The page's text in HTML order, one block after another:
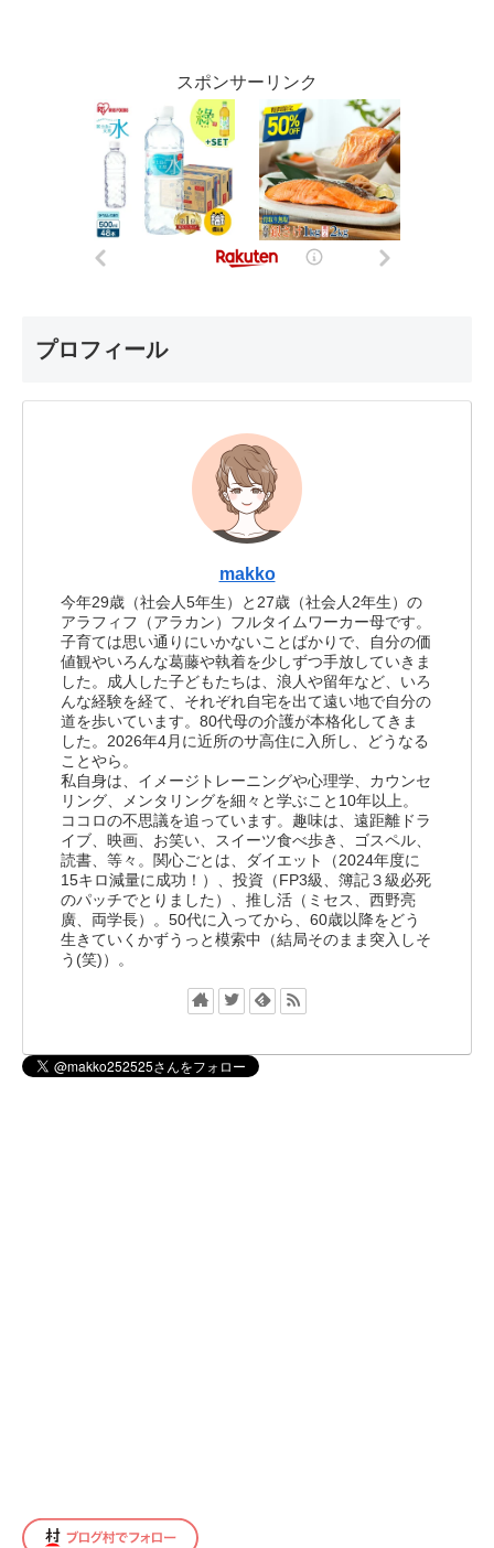
スポンサーリンク
プロフィール
makko
今年29歳（社会人5年生）と27歳（社会人2年生）の
アラフィフ（アラカン）フルタイムワーカー母です。
子育ては思い通りにいかないことばかりで、自分の価
値観やいろんな葛藤や執着を少しずつ手放していきま
した。成人した子どもたちは、浪人や留年など、いろ
んな経験を経て、それぞれ自宅を出て遠い地で自分の
道を歩いています。80代母の介護が本格化してきま
した。2026年4月に近所のサ高住に入所し、どうなる
ことやら。
私自身は、イメージトレーニングや心理学、カウンセ
リング、メンタリングを細々と学ぶこと10年以上。
ココロの不思議を追っています。趣味は、遠距離ドラ
イブ、映画、お笑い、スイーツ食べ歩き、ゴスペル、
読書、等々。関心ごとは、ダイエット（2024年度に
15キロ減量に成功！）、投資（FP3級、簿記３級必死
のパッチでとりました）、推し活（ミセス、西野亮
廣、両学長）。50代に入ってから、60歳以降をどう
生きていくかずうっと模索中（結局そのまま突入しそ
う(笑)）。